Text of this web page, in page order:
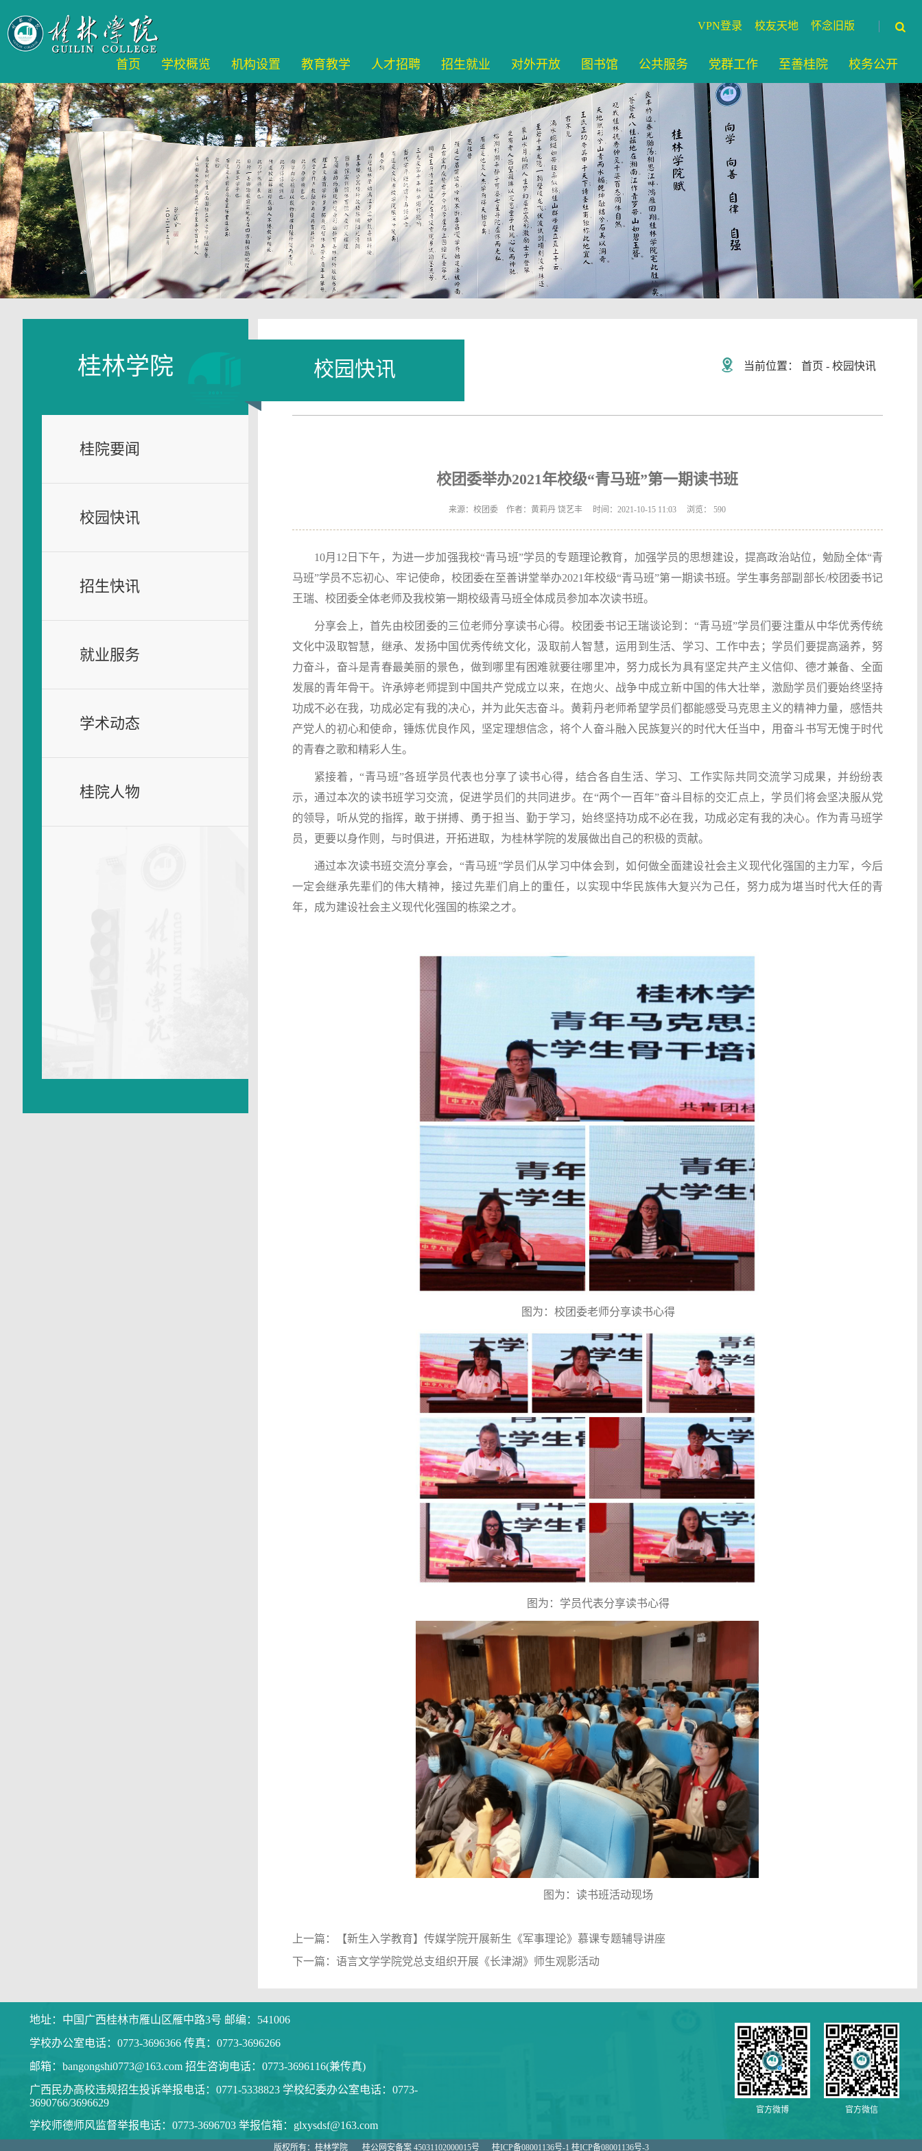
VPN登录 校友天地 怀念旧版
首页 学校概览 机构设置 教育教学 人才招聘 招生就业 对外开放 图书馆 公共服务 党群工作 至善桂院 校务公开
桂林学院
桂院要闻
校园快讯
招生快讯
就业服务
学术动态
桂院人物
校园快讯 当前位置：首页 -校园快讯
校团委举办2021年校级“青马班”第一期读书班
来源：校团委 作者：黄莉丹 饶艺丰 时间：2021-10-15 11:03 浏览：590
10月12日下午，为进一步加强我校“青马班”学员的专题理论教育，加强学员的思想建设，提高政治站位，勉励全体“青
马班”学员不忘初心、牢记使命，校团委在至善讲堂举办2021年校级“青马班”第一期读书班。学生事务部副部长/校团委书记
王瑞、校团委全体老师及我校第一期校级青马班全体成员参加本次读书班。
分享会上，首先由校团委的三位老师分享读书心得。校团委书记王瑞谈论到：“青马班”学员们要注重从中华优秀传统
文化中汲取智慧，继承、发扬中国优秀传统文化，汲取前人智慧，运用到生活、学习、工作中去；学员们要提高涵养，努
力奋斗，奋斗是青春最美丽的景色，做到哪里有困难就要往哪里冲，努力成长为具有坚定共产主义信仰、德才兼备、全面
发展的青年骨干。许承婷老师提到中国共产党成立以来，在炮火、战争中成立新中国的伟大壮举，激励学员们要始终坚持
功成不必在我，功成必定有我的决心，并为此矢志奋斗。黄莉丹老师希望学员们都能感受马克思主义的精神力量，感悟共
产党人的初心和使命，锤炼优良作风，坚定理想信念，将个人奋斗融入民族复兴的时代大任当中，用奋斗书写无愧于时代
的青春之歌和精彩人生。
紧接着，“青马班”各班学员代表也分享了读书心得，结合各自生活、学习、工作实际共同交流学习成果，并纷纷表
示，通过本次的读书班学习交流，促进学员们的共同进步。在“两个一百年”奋斗目标的交汇点上，学员们将会坚决服从党
的领导，听从党的指挥，敢于拼搏、勇于担当、勤于学习，始终坚持功成不必在我，功成必定有我的决心。作为青马班学
员，更要以身作则，与时俱进，开拓进取，为桂林学院的发展做出自己的积极的贡献。
通过本次读书班交流分享会，“青马班”学员们从学习中体会到，如何做全面建设社会主义现代化强国的主力军，今后
一定会继承先辈们的伟大精神，接过先辈们肩上的重任，以实现中华民族伟大复兴为己任，努力成为堪当时代大任的青
年，成为建设社会主义现代化强国的栋梁之才。
图为：校团委老师分享读书心得
图为：学员代表分享读书心得
图为：读书班活动现场
上一篇：
【新生入学教育】传媒学院开展新生《军事理论》慕课专题辅导讲座
下一篇： 语言文学学院党总支组织开展《长津湖》师生观影活动
地址：中国广西桂林市雁山区雁中路3号 邮编：541006
学校办公室电话：0773-3696366 传真：0773-3696266
邮箱：bangongshi0773@163.com 招生咨询电话：0773-3696116(兼传真)
广西民办高校违规招生投诉举报电话：0771-5338823 学校纪委办公室电话：0773-
3690766/3696629
学校师德师风监督举报电话：0773-3696703 举报信箱：glxysdsf@163.com
官方微信
官方微博
版权所有：桂林学院 桂公网安备案 45031102000015号 桂ICP备08001136号-1 桂ICP备08001136号-3